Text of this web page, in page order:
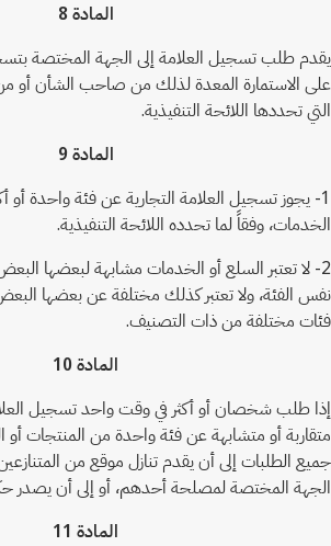
المادة 8
يقدم طلب تسجيل العلامة إلى الجهة المختصة
على الاستمارة المعدة لذلك من صاحب الشأن أو
التي تحددها اللائحة التنفيذية.
المادة 9
1- يجوز تسجيل العلامة التجارية عن فئة واحدة أو
الخدمات، وفقاً لما تحدده اللائحة التنفيذية.
2- لا تعتبر السلع أو الخدمات مشابهة لبعضها
نفس الفئة، ولا تعتبر كذلك مختلفة عن بعضها
فئات مختلفة من ذات التصنيف.
المادة 10
إذا طلب شخصان أو أكثر في وقت واحد تسجيل
متقاربة أو متشابهة عن فئة واحدة من المنتجات
جميع الطلبات إلى أن يقدم تنازل موقع من
الجهة المختصة لمصلحة أحدهم، أو إلى أن يصدر
المادة 11